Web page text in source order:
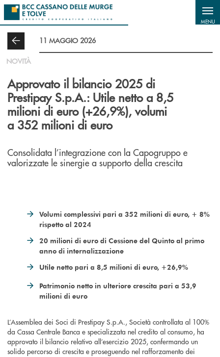
Salta al contenuto principale
MENU
11 MAGGIO 2026
NOVITÀ
Approvato il bilancio 2025 di
Prestipay S.p.A.: Utile netto a 8,5
milioni di euro (+26,9%), volumi
a 352 milioni di euro
Consolidata l’integrazione con la Capogruppo e
valorizzate le sinergie a supporto della crescita
Volumi complessivi pari a 352 milioni di euro, + 8%
rispetto al 2024
20 milioni di euro di Cessione del Quinto al primo
anno di internalizzazione
Utile netto pari a 8,5 milioni di euro, +26,9%
Patrimonio netto in ulteriore crescita pari a 53,9
milioni di euro
L’Assemblea dei Soci di Prestipay S.p.A., Società controllata al 100%
da Cassa Centrale Banca e specializzata nel credito al consumo, ha
approvato il bilancio relativo all’esercizio 2025, confermando un
solido percorso di crescita e proseguendo nel rafforzamento dei